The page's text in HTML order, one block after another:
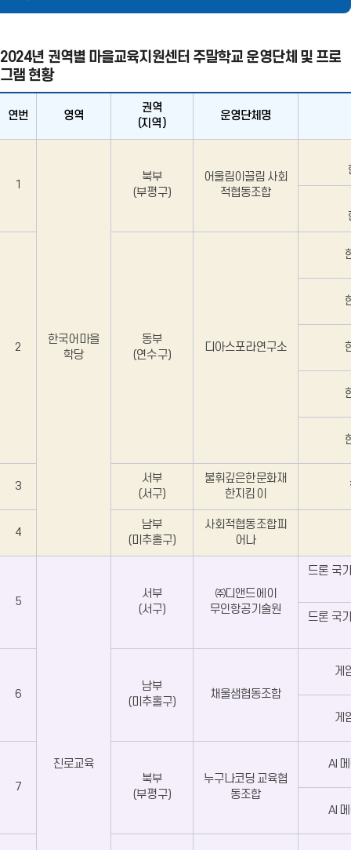
역
기
리 유 공
유
닫
기
2024년 권역별 마을교육지원센터 주말학교 운영단체 및 프로
그램 현황
운
체
로
연번 영역
권역
(지역)
운영단체명
1
한국어마을
학당
북부
(부평구)
어울림이끌림 사회
적협동조합
2
동부
(연수구)
디아스포라연구소
3
서부
(서구)
불휘깊은한문화재
한지킴이
4
남부
(미추홀구)
사회적협동조합피
어나
5
진로교육
서부
(서구)
㈜디앤드에이
무인항공기술원
드론 국
드론 국
6
남부
(미추홀구)
채울샘협동조합
게
게
7
북부
(부평구)
누구나코딩 교육협
동조합
AI
AI